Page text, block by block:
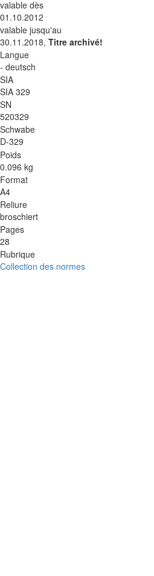
valable dès
01.10.2012
valable jusqu'au
30.11.2018, Titre archivé!
Langue
- deutsch
SIA
SIA 329
SN
520329
Schwabe
D-329
Poids
0.096 kg
Format
A4
Reliure
broschiert
Pages
28
Rubrique
Collection des normes